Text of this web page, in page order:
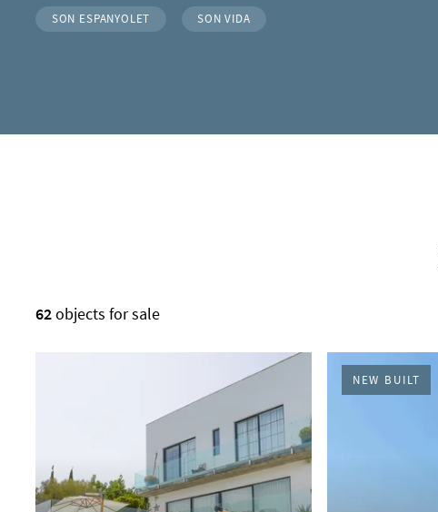
SON ESPANYOLET SON VIDA
62objects for sale
NEW BUILT